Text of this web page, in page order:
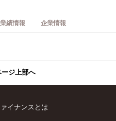
業績情報 企業情報
ージ上部へ
イナンスとは